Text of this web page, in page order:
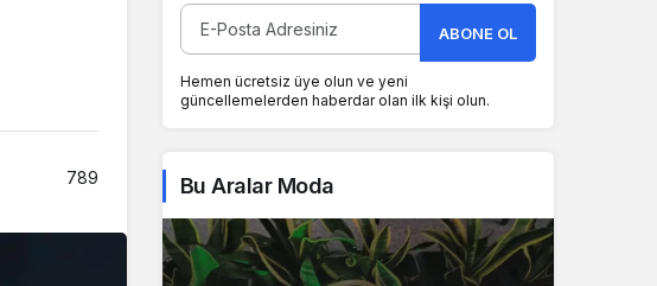
789
ABONE OL
Hemen ücretsiz üye olun ve yeni
güncellemelerden haberdar olan ilk kişi olun.
Bu Aralar Moda